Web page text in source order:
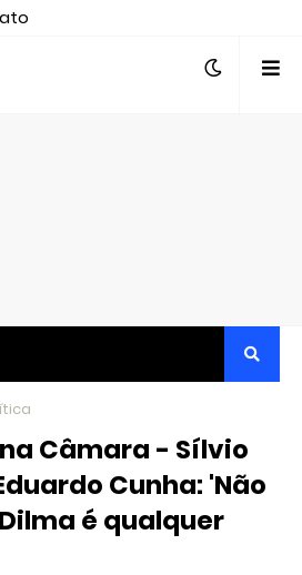
Clovis Almeida.
TRANSPARENTE E
Câmara - Sílvio
Cunha: 'Não
é qualquer